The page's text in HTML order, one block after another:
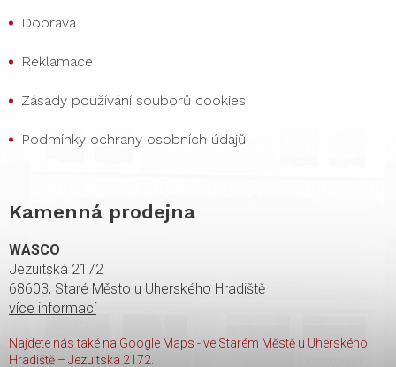
Doprava
Reklamace
Zásady používání souborů cookies
Podmínky ochrany osobních údajů
Kamenná prodejna
WASCO
Jezuitská 2172
68603, Staré Město u Uherského Hradiště
více informací
Najdete nás také na Google Maps - ve Starém Městě u Uherského
Hradiště – Jezuitská 2172.